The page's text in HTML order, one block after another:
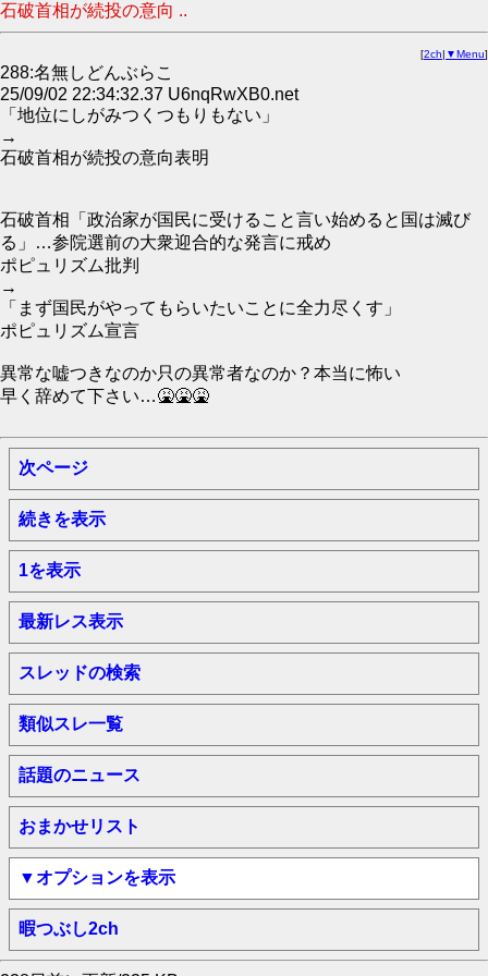
石破首相が続投の意向 ..
[2ch| ▼Menu]
288:名無しどんぶらこ
25/09/02 22:34:32.37 U6nqRwXB0.net
「地位にしがみつくつもりもない」
→
石破首相が続投の意向表明
石破首相「政治家が国民に受けること言い始めると国は滅び
る」…参院選前の大衆迎合的な発言に戒め
ポピュリズム批判
→
「まず国民がやってもらいたいことに全力尽くす」
ポピュリズム宣言
異常な嘘つきなのか只の異常者なのか？本当に怖い
早く辞めて下さい…🤮🤮🤮
次ページ
続きを表示
1を表示
最新レス表示
スレッドの検索
類似スレ一覧
話題のニュース
おまかせリスト
▼オプションを表示
暇つぶし2ch